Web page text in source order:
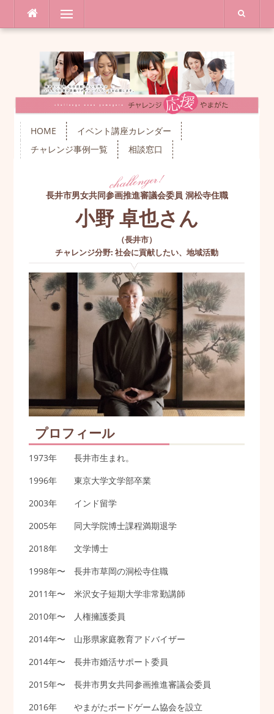
テ
メニュー
HOME
イベント講座カレンダー
チャレンジ事例一覧
相談窓口
長井市男女共同参画推進審議会委員 洞松寺住職
小野 卓也さん
（長井市）
チャレンジ分野: 社会に貢献したい、 地域活動
プロフィール
1973年 長井市生まれ。
1996年 東京大学文学部卒業
2003年 インド留学
2005年 同大学院博士課程満期退学
2018年 文学博士
1998年〜 長井市草岡の洞松寺住職
2011年〜 米沢女子短期大学非常勤講師
2010年〜 人権擁護委員
2014年〜 山形県家庭教育アドバイザー
2014年〜 長井市婚活サポート委員
2015年〜 長井市男女共同参画推進審議会委員
2016年 やまがたボードゲーム協会を設立